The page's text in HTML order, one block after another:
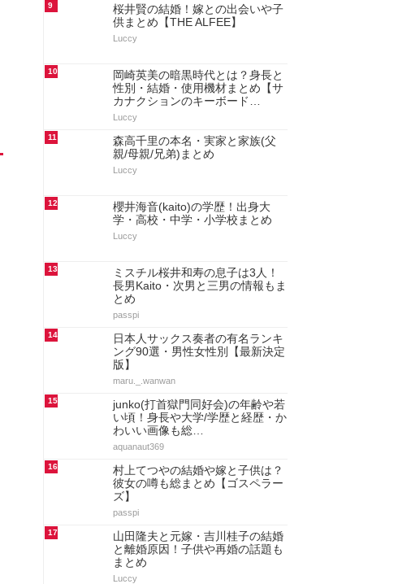
9
桜井賢の結婚！嫁との出会いや子
供まとめ【THE ALFEE】
Luccy
10
岡崎英美の暗黒時代とは？身長と
性別・結婚・使用機材まとめ【サ
カナクションのキーボード…
Luccy
11
森高千里の本名・実家と家族(父
親/母親/兄弟)まとめ
Luccy
12
櫻井海音(kaito)の学歴！出身大
学・高校・中学・小学校まとめ
Luccy
13
ミスチル桜井和寿の息子は3人！
長男Kaito・次男と三男の情報もま
とめ
passpi
14
日本人サックス奏者の有名ランキ
ング90選・男性女性別【最新決定
版】
maru._.wanwan
15
junko(打首獄門同好会)の年齢や若
い頃！身長や大学/学歴と経歴・か
わいい画像も総…
aquanaut369
16
村上てつやの結婚や嫁と子供は？
彼女の噂も総まとめ【ゴスペラー
ズ】
passpi
17
山田隆夫と元嫁・吉川桂子の結婚
と離婚原因！子供や再婚の話題も
まとめ
Luccy